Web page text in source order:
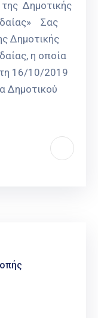
Δημοτικής
Σας
Δημοτικής
η οποία
16/10/2019
Δημοτικού